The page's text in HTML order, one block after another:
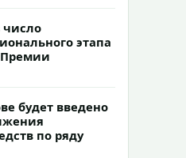
число
этапа
будет введено
по ряду